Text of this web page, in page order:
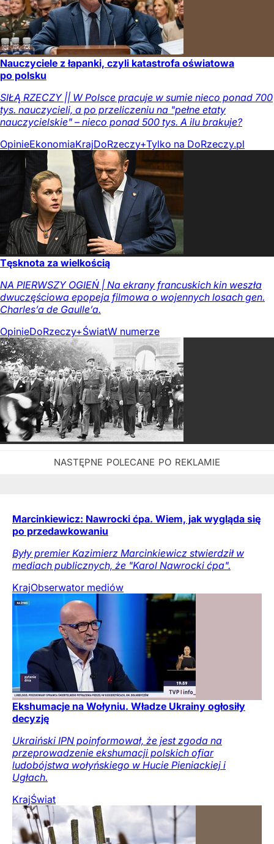
Nauczyciele z łapanki, czyli katastrofa oświatowa
po polsku
SIŁĄ RZECZY || W Polsce pracuje w sumie nieco ponad 700
tys. nauczycieli, a po przeliczeniu na "pełne etaty
nauczycielskie" – nieco ponad 500 tys. A ilu brakuje?
OpinieEkonomiaKrajDoRzeczy+Tylko na DoRzeczy.pl
Tęsknota za wielkością
NA PIERWSZY OGIEŃ | Na ekrany francuskich kin weszła
dwuczęściowa epopeja filmowa o wojennych losach gen.
Charles’a de Gaulle’a.
OpinieDoRzeczy+ŚwiatW numerze
Marcinkiewicz: Nawrocki ćpa. Wiem, jak wygląda się
po przedawkowaniu
Były premier Kazimierz Marcinkiewicz stwierdził w
mediach publicznych, że "Karol Nawrocki ćpa".
KrajObserwator mediów
Ekshumacje na Wołyniu. Władze Ukrainy ogłosiły
decyzję
Ukraiński IPN poinformował, że jest zgoda na
przeprowadzenie ekshumacji polskich ofiar
ludobójstwa wołyńskiego w Hucie Pieniackiej i
Ugłach.
KrajŚwiat